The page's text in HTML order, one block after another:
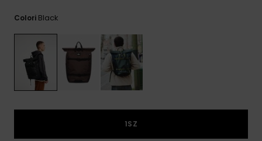
contatto.
Consulta
le FAQ
Colori Black
1SZ